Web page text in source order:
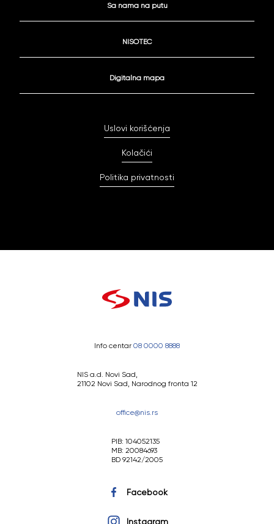
Sa nama na putu
NISOTEC
Digitalna mapa
Uslovi korišćenja
Kolačići
Politika privatnosti
Info centar 08 0000 8888
NIS a.d. Novi Sad,
21102 Novi Sad, Narodnog fronta 12
office@nis.rs
PIB: 104052135
MB: 20084693
BD 92142/2005
Facebook
Instagram